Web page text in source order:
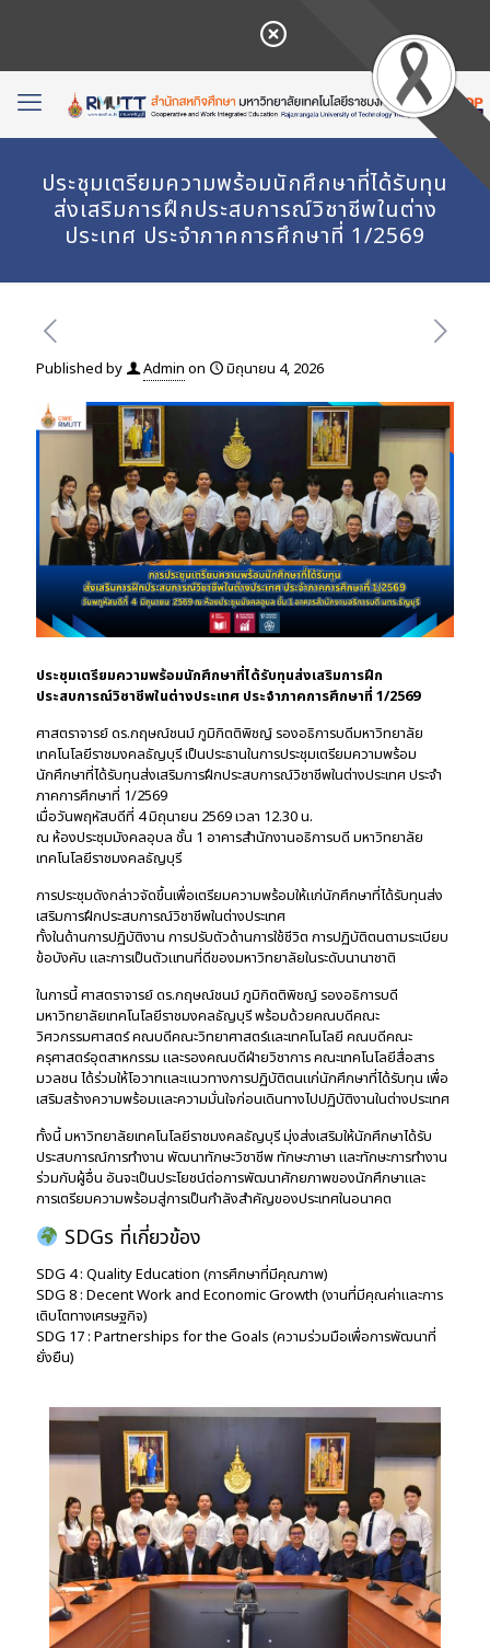
ประชุมเตรียมความพร้อมนักศึกษาที่ได้รับทุน
ส่งเสริมการฝึกประสบการณ์วิชาชีพในต่าง
ประเทศ ประจำภาคการศึกษาที่ 1/2569
Published by Admin on มิถุนายน 4, 2026
ประชุมเตรียมความพร้อมนักศึกษาที่ได้รับทุนส่งเสริมการฝึก
ประสบการณ์วิชาชีพในต่างประเทศ ประจำภาคการศึกษาที่ 1/2569
ศาสตราจารย์ ดร.กฤษณ์ชนม์ ภูมิกิตติพิชญ์ รองอธิการบดีมหาวิทยาลัย
เทคโนโลยีราชมงคลธัญบุรี เป็นประธานในการประชุมเตรียมความพร้อม
นักศึกษาที่ได้รับทุนส่งเสริมการฝึกประสบการณ์วิชาชีพในต่างประเทศ ประจำ
ภาคการศึกษาที่ 1/2569
เมื่อวันพฤหัสบดีที่ 4 มิถุนายน 2569 เวลา 12.30 น.
ณ ห้องประชุมมังคลอุบล ชั้น 1 อาคารสำนักงานอธิการบดี มหาวิทยาลัย
เทคโนโลยีราชมงคลธัญบุรี
การประชุมดังกล่าวจัดขึ้นเพื่อเตรียมความพร้อมให้แก่นักศึกษาที่ได้รับทุนส่ง
เสริมการฝึกประสบการณ์วิชาชีพในต่างประเทศ
ทั้งในด้านการปฏิบัติงาน การปรับตัวด้านการใช้ชีวิต การปฏิบัติตนตามระเบียบ
ข้อบังคับ และการเป็นตัวแทนที่ดีของมหาวิทยาลัยในระดับนานาชาติ
ในการนี้ ศาสตราจารย์ ดร.กฤษณ์ชนม์ ภูมิกิตติพิชญ์ รองอธิการบดี
มหาวิทยาลัยเทคโนโลยีราชมงคลธัญบุรี พร้อมด้วยคณบดีคณะ
วิศวกรรมศาสตร์ คณบดีคณะวิทยาศาสตร์และเทคโนโลยี คณบดีคณะ
ครุศาสตร์อุตสาหกรรม และรองคณบดีฝ่ายวิชาการ คณะเทคโนโลยีสื่อสาร
มวลชน ได้ร่วมให้โอวาทและแนวทางการปฏิบัติตนแก่นักศึกษาที่ได้รับทุน เพื่อ
เสริมสร้างความพร้อมและความมั่นใจก่อนเดินทางไปปฏิบัติงานในต่างประเทศ
ทั้งนี้ มหาวิทยาลัยเทคโนโลยีราชมงคลธัญบุรี มุ่งส่งเสริมให้นักศึกษาได้รับ
ประสบการณ์การทำงาน พัฒนาทักษะวิชาชีพ ทักษะภาษา และทักษะการทำงาน
ร่วมกับผู้อื่น อันจะเป็นประโยชน์ต่อการพัฒนาศักยภาพของนักศึกษาและ
การเตรียมความพร้อมสู่การเป็นกำลังสำคัญของประเทศในอนาคต
SDGs ที่เกี่ยวข้อง
SDG 4 : Quality Education (การศึกษาที่มีคุณภาพ)
SDG 8 : Decent Work and Economic Growth (งานที่มีคุณค่าและการ
เติบโตทางเศรษฐกิจ)
SDG 17 : Partnerships for the Goals (ความร่วมมือเพื่อการพัฒนาที่
ยั่งยืน)